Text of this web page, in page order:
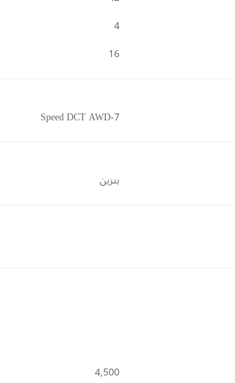
4
16
7-Speed DCT AWD
بنزين
4,500